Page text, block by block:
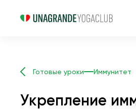
Готовые уроки Иммунитет
Укрепление